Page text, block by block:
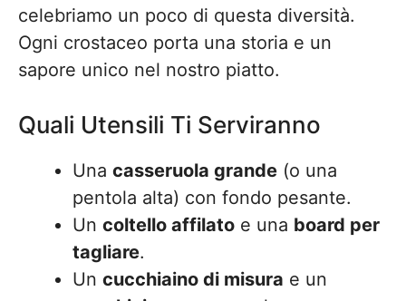
celebriamo un poco di questa diversità.
Ogni crostaceo porta una storia e un
sapore unico nel nostro piatto.
Quali Utensili Ti Serviranno
Una casseruola grande (o una
pentola alta) con fondo pesante.
Un coltello affilato e una board per
tagliare.
Un cucchiaino di misura e un